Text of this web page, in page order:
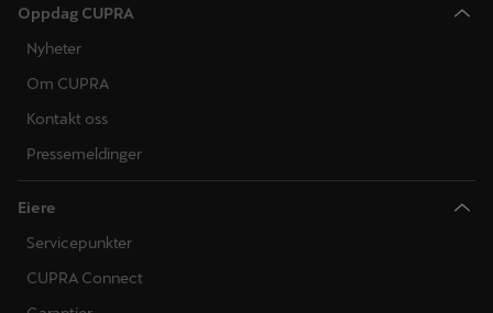
Oppdag CUPRA
Nyheter
Om CUPRA
Kontakt oss
Pressemeldinger
Eiere
Servicepunkter
CUPRA Connect